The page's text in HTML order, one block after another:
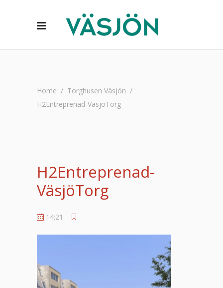
Home / Torghusen Väsjön /
H2Entreprenad-VäsjöTorg
H2Entreprenad-
VäsjöTorg
14:21